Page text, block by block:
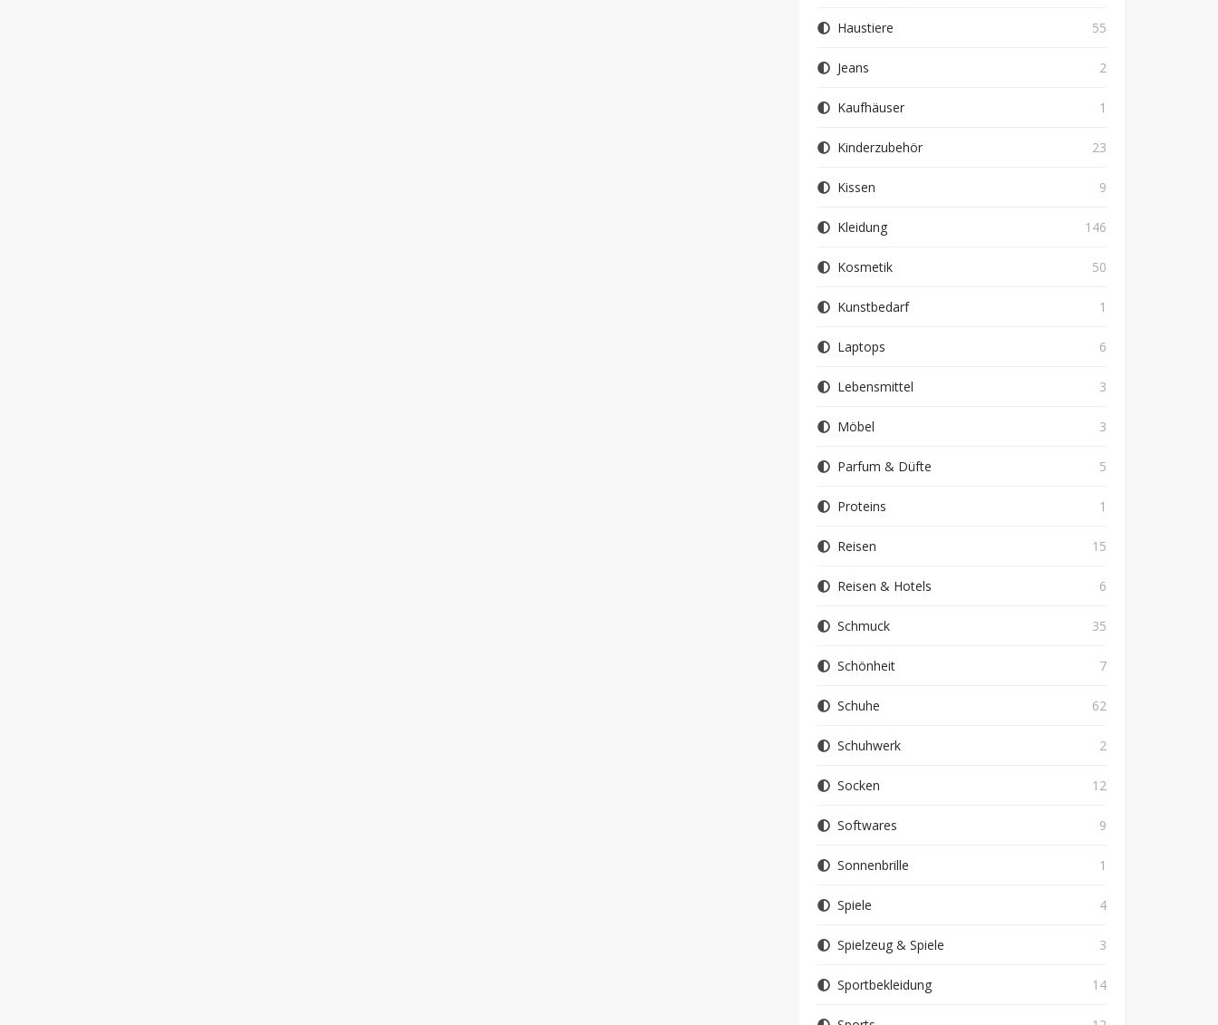
Haustiere 55
Jeans 2
Kaufhäuser 1
Kinderzubehör 23
Kissen 9
Kleidung 146
Kosmetik 50
Kunstbedarf 1
Laptops 6
Lebensmittel 3
Möbel 3
Parfum & Düfte 5
Proteins 1
Reisen 15
Reisen & Hotels 6
Schmuck 35
Schönheit 7
Schuhe 62
Schuhwerk 2
Socken 12
Softwares 9
Sonnenbrille 1
Spiele 4
Spielzeug & Spiele 3
Sportbekleidung 14